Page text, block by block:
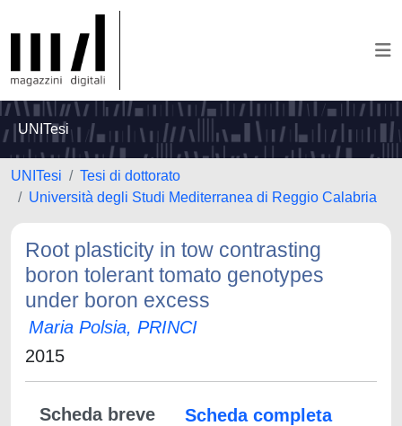
UNITesi
UNITesi
Tesi di dottorato
Università degli Studi Mediterranea di Reggio Calabria
Root plasticity in tow contrasting
boron tolerant tomato genotypes
under boron excess
Maria Polsia, PRINCI
2015
Scheda breve
Scheda completa